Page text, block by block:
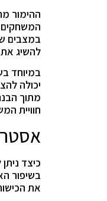
ההימור
המשחקים
במצבים
להשיג
יכולה
מתוך
חוויית
כיצד
בשיפור
את